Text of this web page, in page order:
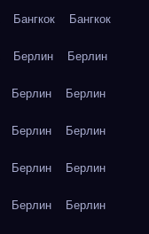
Бангкок Бангкок
Берлин Берлин
Берлин Берлин
Берлин Берлин
Берлин Берлин
Берлин Берлин